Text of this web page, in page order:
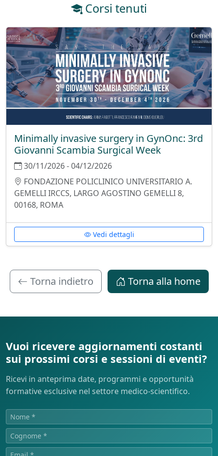
Corsi tenuti
Minimally invasive surgery in GynOnc: 3rd
Giovanni Scambia Surgical Week
30/11/2026 - 04/12/2026
FONDAZIONE POLICLINICO UNIVERSITARIO A.
GEMELLI IRCCS, LARGO AGOSTINO GEMELLI 8,
00168, ROMA
Vedi dettagli
Torna indietro Torna alla home
Vuoi ricevere aggiornamenti costanti
sui prossimi corsi e sessioni di eventi?
Ricevi in anteprima date, programmi e opportunità
formative esclusive nel settore medico-scientifico.